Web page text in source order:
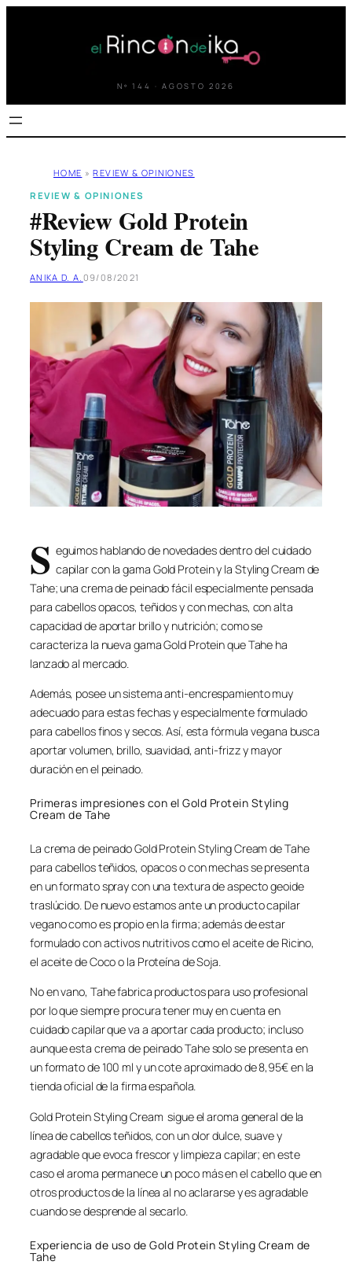
Nº 144 · AGOSTO 2026
HOME » REVIEW & OPINIONES
REVIEW & OPINIONES
#Review Gold Protein
Styling Cream de Tahe
ANIKA D. A. 09/08/2021
S eguimos hablando de novedades dentro del cuidado
capilar con la gama Gold Protein y la Styling Cream de
Tahe; una crema de peinado fácil especialmente pensada
para cabellos opacos, teñidos y con mechas, con alta
capacidad de aportar brillo y nutrición; como se
caracteriza la nueva gama Gold Protein que Tahe ha
lanzado al mercado.
Además, posee un sistema anti-encrespamiento muy
adecuado para estas fechas y especialmente formulado
para cabellos finos y secos. Así, esta fórmula vegana busca
aportar volumen, brillo, suavidad, anti-frizz y mayor
duración en el peinado.
Primeras impresiones con el Gold Protein Styling
Cream de Tahe
La crema de peinado Gold Protein Styling Cream de Tahe
para cabellos teñidos, opacos o con mechas se presenta
en un formato spray con una textura de aspecto geoide
traslúcido. De nuevo estamos ante un producto capilar
vegano como es propio en la firma; además de estar
formulado con activos nutritivos como el aceite de Ricino,
el aceite de Coco o la Proteína de Soja.
No en vano, Tahe fabrica productos para uso profesional
por lo que siempre procura tener muy en cuenta en
cuidado capilar que va a aportar cada producto; incluso
aunque esta crema de peinado Tahe solo se presenta en
un formato de 100 ml y un cote aproximado de 8,95€ en la
tienda oficial de la firma española.
Gold Protein Styling Cream sigue el aroma general de la
línea de cabellos teñidos, con un olor dulce, suave y
agradable que evoca frescor y limpieza capilar; en este
caso el aroma permanece un poco más en el cabello que en
otros productos de la línea al no aclararse y es agradable
cuando se desprende al secarlo.
Experiencia de uso de Gold Protein Styling Cream de
Tahe